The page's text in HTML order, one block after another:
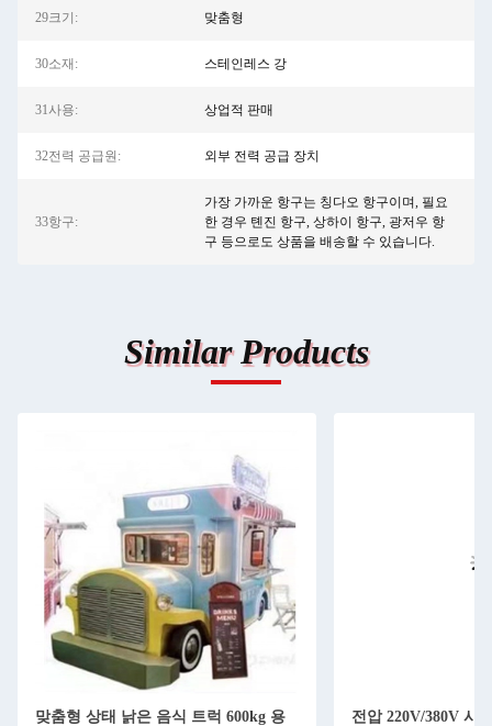
29크기: 맞춤형
30소재: 스테인레스 강
31사용: 상업적 판매
32전력 공급원: 외부 전력 공급 장치
33항구:
가장 가까운 항구는 칭다오 항구이며, 필요
한 경우 톈진 항구, 상하이 항구, 광저우 항
구 등으로도 상품을 배송할 수 있습니다.
Similar Products
맞춤형 상태 낡은 음식 트럭 600kg 용
전압 220V/380V 사